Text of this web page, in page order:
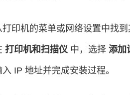
打印机的菜单或网络设置中找到
打印机和扫描仪中，选择 添加
入 IP 地址并完成安装过程。